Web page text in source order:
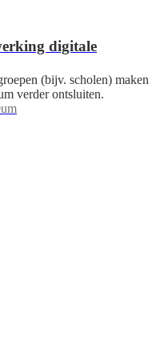
digitale
(bijv. scholen) maken
verder ontsluiten.